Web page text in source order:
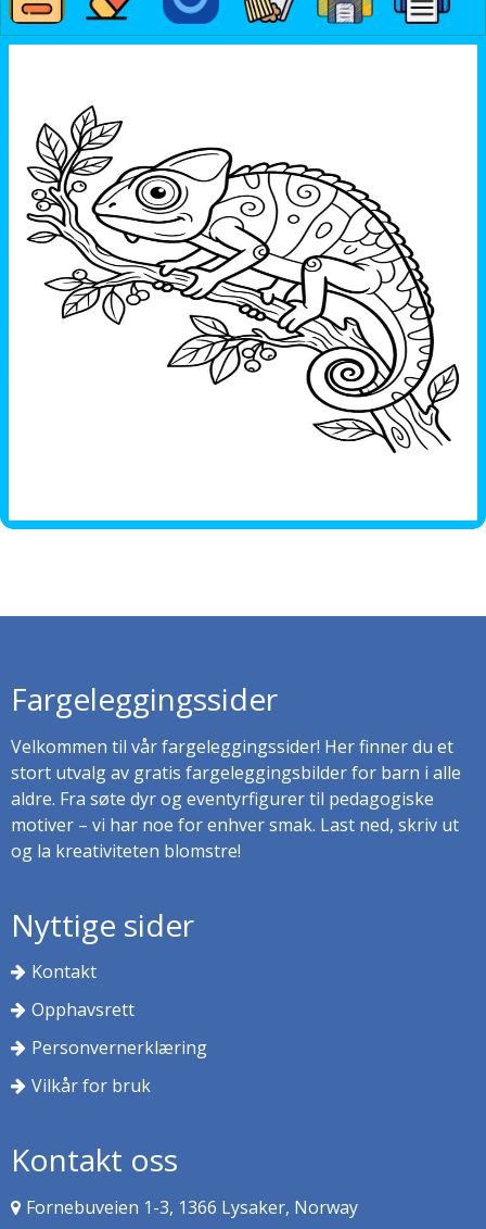
Fargeleggingssider
Velkommen til vår fargeleggingssider! Her finner du et
stort utvalg av gratis fargeleggingsbilder for barn i alle
aldre. Fra søte dyr og eventyrfigurer til pedagogiske
motiver – vi har noe for enhver smak. Last ned, skriv ut
og la kreativiteten blomstre!
Nyttige sider
Kontakt
Opphavsrett
Personvernerklæring
Vilkår for bruk
Kontakt oss
Fornebuveien 1-3, 1366 Lysaker, Norway